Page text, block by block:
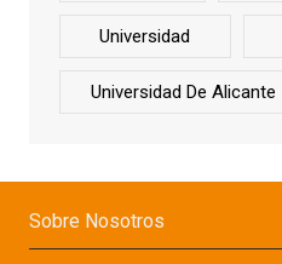
Universidad
Universidad De Alicante
Sobre Nosotros